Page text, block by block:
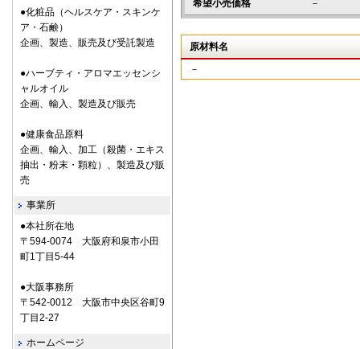
希望小売価格 －
原材料名
－
●化粧品（ヘルスケア・スキンケ
ア・石鹸）
企画、製造、販売及び受託製造
●ハーブティ・アロマエッセンシ
ャルオイル
企画、輸入、製造及び販売
●健康食品原料
企画、輸入、加工（殺菌・エキス
抽出・粉末・顆粒）、製造及び販
売
事業所
●本社所在地
〒594-0074 大阪府和泉市小田
町1丁目5-44
●大阪事務所
〒542-0012 大阪市中央区谷町9
丁目2-27
ホームページ